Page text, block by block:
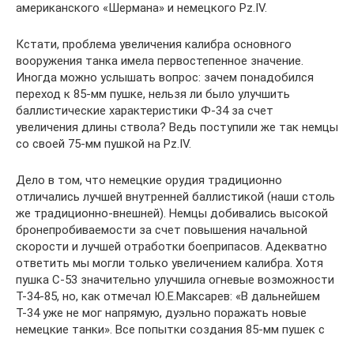
американского «Шермана» и немецкого Pz.IV.
Кстати, проблема увеличения калибра основного
вооружения танка имела первостепенное значение.
Иногда можно услышать вопрос: зачем понадобился
переход к 85-мм пушке, нельзя ли было улучшить
баллистические характеристики Ф-34 за счет
увеличения длины ствола? Ведь поступили же так немцы
со своей 75-мм пушкой на Pz.IV.
Дело в том, что немецкие орудия традиционно
отличались лучшей внутренней баллистикой (наши столь
же традиционно-внешней). Немцы добивались высокой
бронепробиваемости за счет повышения начальной
скорости и лучшей отработки боеприпасов. Адекватно
ответить мы могли только увеличением калибра. Хотя
пушка С-53 значительно улучшила огневые возможности
Т-34-85, но, как отмечал Ю.Е.Максарев: «В дальнейшем
Т-34 уже не мог напрямую, дуэльно поражать новые
немецкие танки». Все попытки создания 85-мм пушек с